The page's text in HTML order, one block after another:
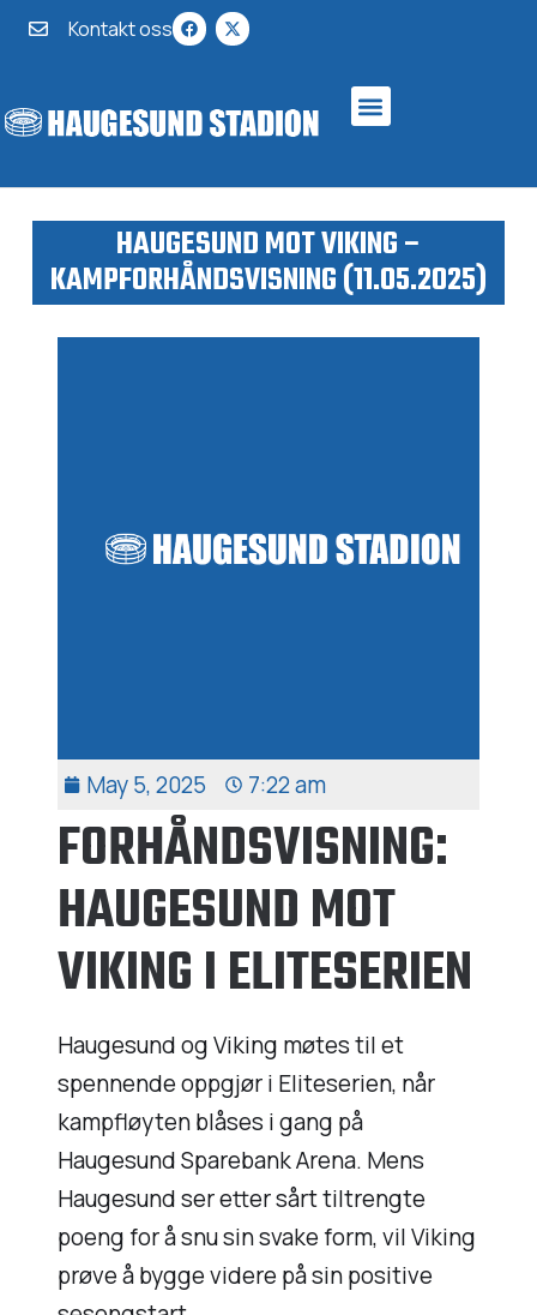
Kontakt oss
HAUGESUND MOT VIKING –
KAMPFORHÅNDSVISNING (11.05.2025)
May 5, 2025 7:22 am
FORHÅNDSVISNING:
HAUGESUND MOT
VIKING I ELITESERIEN
Haugesund og Viking møtes til et
spennende oppgjør i Eliteserien, når
kampfløyten blåses i gang på
Haugesund Sparebank Arena. Mens
Haugesund ser etter sårt tiltrengte
poeng for å snu sin svake form, vil Viking
prøve å bygge videre på sin positive